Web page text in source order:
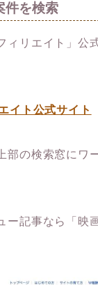
を検索
ィリエイト」公
イト公式サイト
部の検索窓にワ
ー記事なら「映